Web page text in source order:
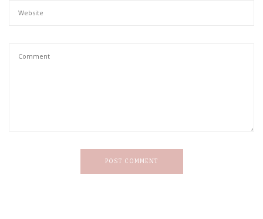
POST COMMENT